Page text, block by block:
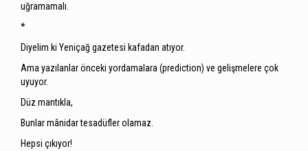
uğramamalı.
*
Diyelim ki Yeniçağ gazetesi kafadan atıyor.
Ama yazılanlar önceki yordamalara (prediction) ve gelişmelere çok
uyuyor.
Düz mantıkla,
Bunlar mânidar tesadüfler olamaz.
Hepsi çıkıyor!